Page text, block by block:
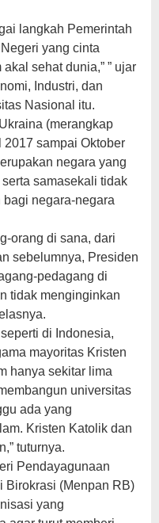
langkah Pemerintah
yang cinta
sehat dunia,” ” ujar
Industri, dan
Nasional itu.
(merangkap
sampai Oktober
negara yang
samasekali tidak
negara-negara
orang di sana, dari
sebelumnya, Presiden
pedagang di
tidak menginginkan
di Indonesia,
mayoritas Kristen
hanya sekitar lima
universitas
ada yang
Kristen Katolik dan
tuturnya.
Pendayagunaan
Birokrasi (Menpan RB)
yang